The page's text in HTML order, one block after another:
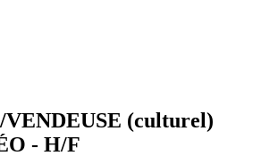
(culturel)
- H/F